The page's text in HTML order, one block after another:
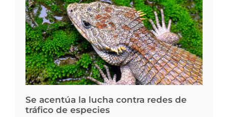
Se acentúa la lucha contra redes de
tráfico de especies